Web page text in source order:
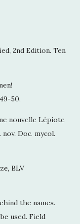
2nd Edition. Ten
50.
nouvelle Lépiote
Doc. mycol.
BLV
the names.
used. Field